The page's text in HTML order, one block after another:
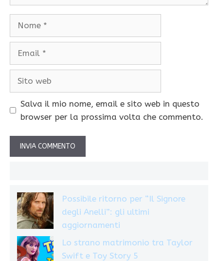
Salva il mio nome, email e sito web in questo
browser per la prossima volta che commento.
Possibile ritorno per “Il Signore
degli Anelli”: gli ultimi
aggiornamenti
Lo strano matrimonio tra Taylor
Swift e Toy Story 5